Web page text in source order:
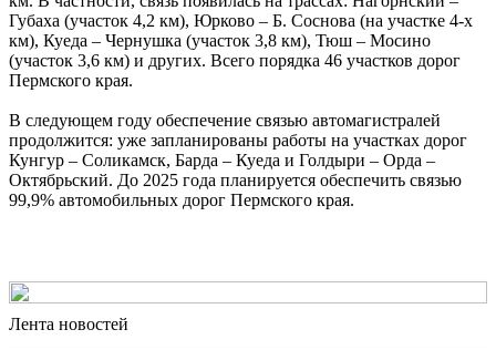
Губаха (участок 4,2 км), Юрково – Б. Соснова (на участке 4-х
км), Куеда – Чернушка (участок 3,8 км), Тюш – Мосино
(участок 3,6 км) и других. Всего порядка 46 участков дорог
Пермского края.
В следующем году обеспечение связью автомагистралей
продолжится: уже запланированы работы на участках дорог
Кунгур – Соликамск, Барда – Куеда и Голдыри – Орда –
Октябрьский. До 2025 года планируется обеспечить связью
99,9% автомобильных дорог Пермского края.
Лента новостей